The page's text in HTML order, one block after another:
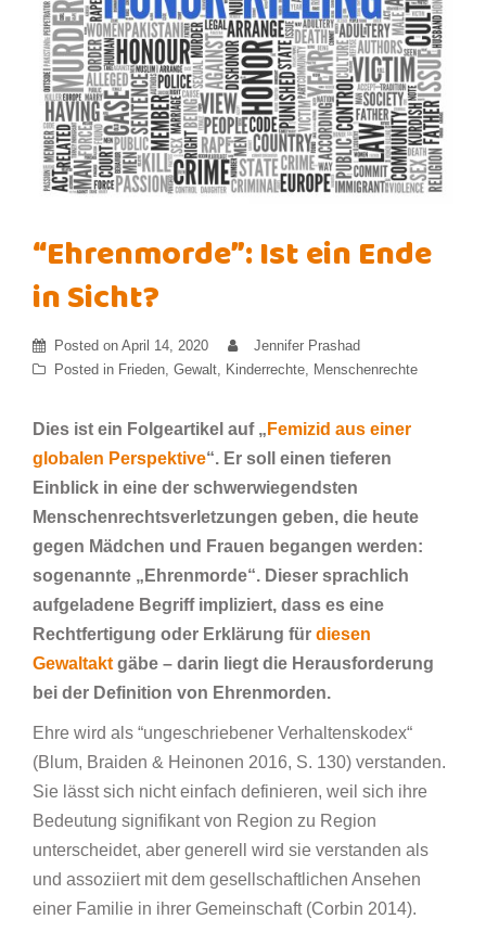
“Ehrenmorde”: Ist ein Ende
in Sicht?
Posted on April 14, 2020
Jennifer Prashad
Posted in Frieden, Gewalt, Kinderrechte, Menschenrechte
Dies ist ein Folgeartikel auf „ Femizid aus einer
globalen Perspektive“. Er soll einen tieferen
Einblick in eine der schwerwiegendsten
Menschenrechtsverletzungen geben, die heute
gegen Mädchen und Frauen begangen werden:
sogenannte „Ehrenmorde“. Dieser sprachlich
aufgeladene Begriff impliziert, dass es eine
Rechtfertigung oder Erklärung für diesen
Gewaltakt gäbe – darin liegt die Herausforderung
bei der Definition von Ehrenmorden.
Ehre wird als “ungeschriebener Verhaltenskodex“
(Blum, Braiden & Heinonen 2016, S. 130) verstanden.
Sie lässt sich nicht einfach definieren, weil sich ihre
Bedeutung signifikant von Region zu Region
unterscheidet, aber generell wird sie verstanden als
und assoziiert mit dem gesellschaftlichen Ansehen
einer Familie in ihrer Gemeinschaft (Corbin 2014).